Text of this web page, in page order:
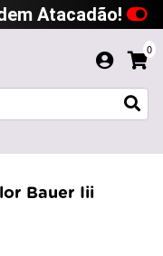
Atacadão!
0
Bauer Iii